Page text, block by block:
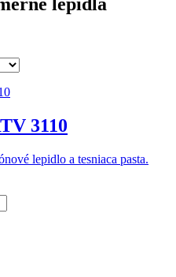
3110
lepidlo a tesniaca pasta.